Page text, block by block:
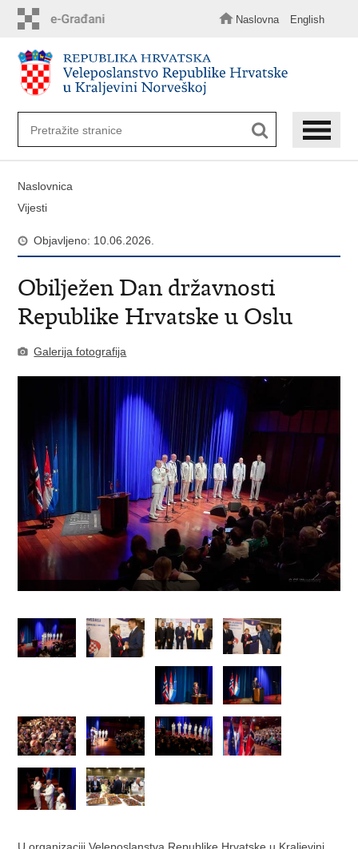
sadržaj
Naslovna English
Naslovnica
Vijesti
Objavljeno: 10.06.2026.
Obilježen Dan državnosti
Republike Hrvatske u Oslu
Galerija fotografija
U organizaciji Veleposlanstva Republike Hrvatske u Kraljevini